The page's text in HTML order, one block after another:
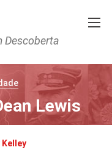
Descoberta
Lewis
Kelley